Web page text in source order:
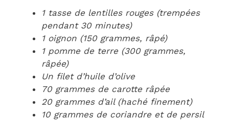
1 tasse de lentilles rouges (trempées
pendant 30 minutes)
1 oignon (150 grammes, râpé)
1 pomme de terre (300 grammes,
râpée)
Un filet d’huile d’olive
70 grammes de carotte râpée
20 grammes d’ail (haché finement)
10 grammes de coriandre et de persil